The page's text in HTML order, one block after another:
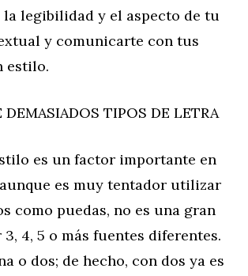
la legibilidad y el aspecto de tu
y comunicarte con tus
estilo.
TIPOS DE LETRA
es un factor importante en
es muy tentador utilizar
como puedas, no es una gran
4, 5 o más fuentes diferentes.
o dos; de hecho, con dos ya es